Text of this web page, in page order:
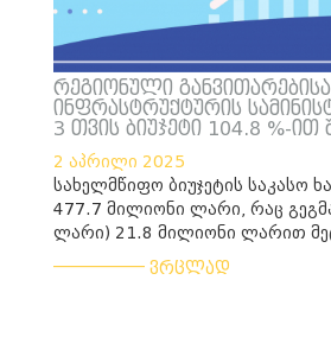
რეგიონული
ინფრასტრუქტურის
3 თვის ბიუჯეტი 104.8 %-
2 აპრილი 2025
სახელმწიფო ბიუჯეტის საკასო
477.7 მილიონი ლარი, რაც
ლარი) 21.8 მილიონი ლარით
ვრცლად